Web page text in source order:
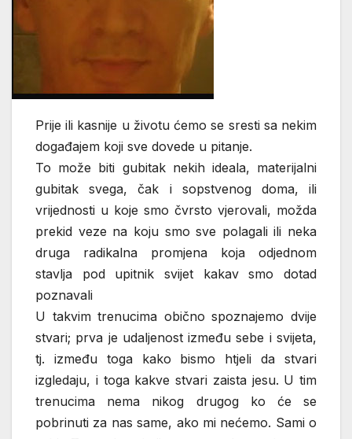
Prije ili kasnije u životu ćemo se sresti sa nekim
događajem koji sve dovede u pitanje.
To može biti gubitak nekih ideala, materijalni
gubitak svega, čak i sopstvenog doma, ili
vrijednosti u koje smo čvrsto vjerovali, možda
prekid veze na koju smo sve polagali ili neka
druga radikalna promjena koja odjednom
stavlja pod upitnik svijet kakav smo dotad
poznavali
U takvim trenucima obično spoznajemo dvije
stvari; prva je udaljenost između sebe i svijeta,
tj. između toga kako bismo htjeli da stvari
izgledaju, i toga kakve stvari zaista jesu. U tim
trenucima nema nikog drugog ko će se
pobrinuti za nas same, ako mi nećemo. Sami o